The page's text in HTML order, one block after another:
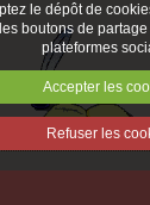
le dépôt de
boutons de
plateformes
Accepter les
Refuser les